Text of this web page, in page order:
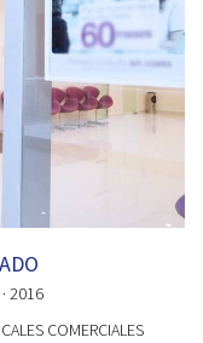
· 2016
COMERCIALES